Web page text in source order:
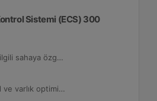
Sistemi (ECS) 300
Cat ECS 300, ilgili sahaya özgü varlık gereksinimlerini karşılayacak şekilde yapılandırılabildiği çeşitli mikro şebekelerde kullanılmaktadır.
İzleme/kontrol ve varlık optimizasyonu, 4 adede kadar Dağıtılmış Enerji Kaynağı (DER) ile yapılandırılabilir.